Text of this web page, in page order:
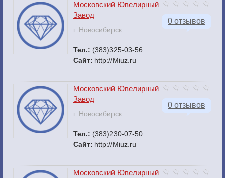
0 отзывов
Московский Ювелирный
Завод
г. Новосибирск
Тел.: (383)325-03-56
Сайт: http://Miuz.ru
0 отзывов
Московский Ювелирный
Завод
г. Новосибирск
Тел.: (383)230-07-50
Сайт: http://Miuz.ru
Московский Ювелирный